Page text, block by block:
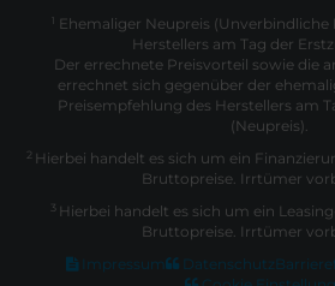
1 Ehemaliger Neupreis (Unverbindliche
Herstellers am Tag der
Der errechnete Preisvorteil sowie die
errechnet sich gegenüber der
Preisempfehlung des Herstellers am
(Neupreis).
2 Hierbei handelt es sich um ein
Bruttopreise. Irrtümer
3 Hierbei handelt es sich um ein
Bruttopreise. Irrtümer
Impressum
Datenschutz